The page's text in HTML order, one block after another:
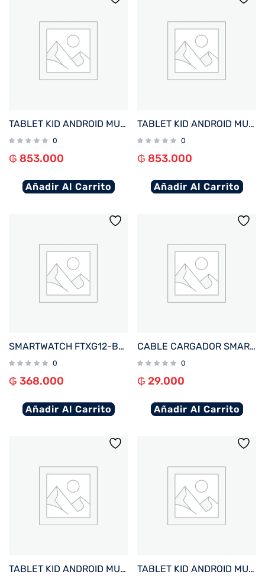
TABLET KID ANDROID MULTILASER NB418 QC/64GB/4G/7″/ROSA PRINCESAS DISNEY
0
₲ 853.000
Añadir Al Carrito
TABLET KID ANDROID MULTILASER NB413 QC/64GB/4G/7″/NEGRO MICKEY DISNEY
0
₲ 853.000
Añadir Al Carrito
SMARTWATCH FTXG12-BB 48MM NEGRO ANDROID/IOS/IA/BT/FREC. CARD/NOTIFICACIONES
0
₲ 368.000
Añadir Al Carrito
CABLE CARGADOR SMARTWATCH FTX WIRELESS BLANCO PARA A10P/ A9C/ AM15/ AM12/ AM32/ F25/ F39P
0
₲ 29.000
Añadir Al Carrito
TABLET KID ANDROID MULTILASER NB625 QC/64GB/4G/7″/AZUL AVENGERS DISNEY TABLET KID ANDROID MULTILASER NB624 QC/64GB/4G/7″/ROSA PRINCESAS DISNEY